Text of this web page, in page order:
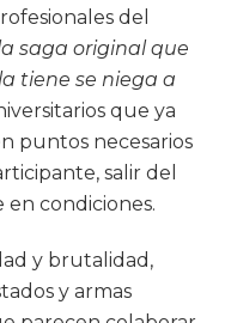
del
saga original que
tiene se niega a
que ya
puntos necesarios
salir del
condiciones.
y brutalidad,
y armas